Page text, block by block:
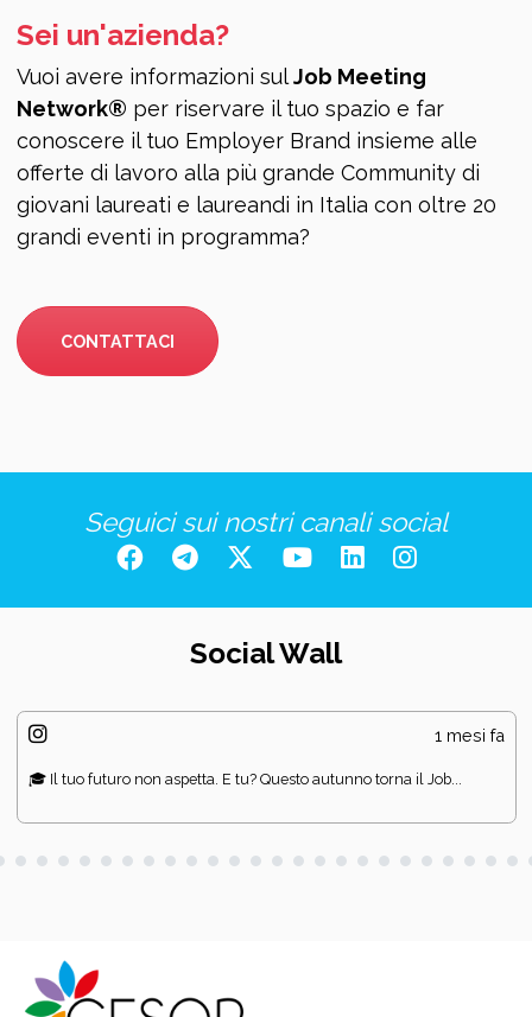
Sei un'azienda?
Vuoi avere informazioni sulJob Meeting
Network® per riservare il tuo spazio e far
conoscere il tuo Employer Brand insieme alle
offerte di lavoro alla più grande Community di
giovani laureati e laureandi in Italia con oltre 20
grandi eventi in programma?
CONTATTACI
Seguici sui nostri canali social
Social Wall
1 mesi fa
🎓 Il tuo futuro non aspetta. E tu? Questo autunno torna il Job...